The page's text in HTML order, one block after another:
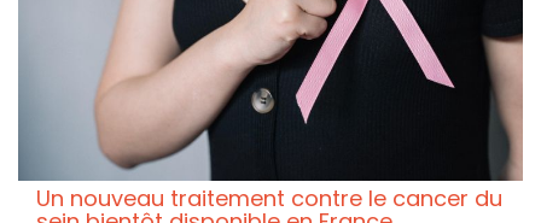
Un nouveau traitement contre le cancer du